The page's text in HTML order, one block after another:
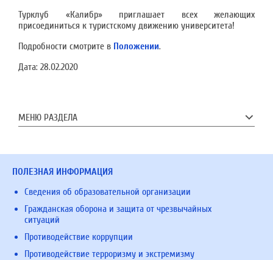
Турклуб «Калибр» приглашает всех желающих
присоединиться к туристскому движению университета!
Подробности смотрите в Положении.
Дата: 28.02.2020
МЕНЮ РАЗДЕЛА
ПОЛЕЗНАЯ ИНФОРМАЦИЯ
Сведения об образовательной организации
Гражданская оборона и защита от чрезвычайных
ситуаций
Противодействие коррупции
Противодействие терроризму и экстремизму